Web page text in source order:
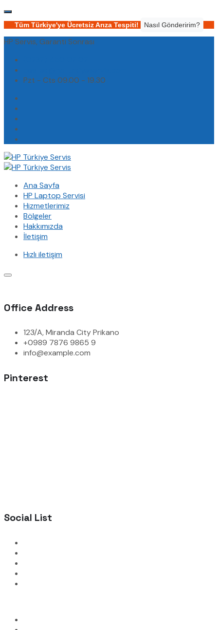
Tüm Türkiye'ye Ücretsiz Arıza Tespiti! Nasıl Gönderirim?
HP Servis, Garanti Sonrası
Pzt - Cts 09.00 - 19.30
Ana Sayfa
HP Laptop Servisi
Hizmetlerimiz
Bölgeler
Hakkımızda
İletişim
Hızlı iletişim
Office Address
123/A, Miranda City Prikano
+0989 7876 9865 9
info@example.com
Pinterest
Social List